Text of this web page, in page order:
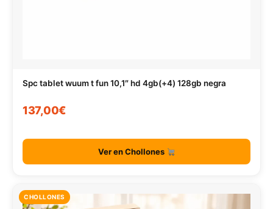
Spc tablet wuum t fun 10,1″ hd 4gb(+4) 128gb negra
137,00€
Ver en Chollones
CHOLLONES